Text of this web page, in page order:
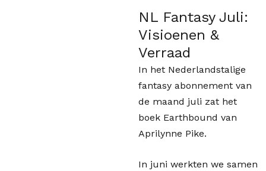
NL Fantasy Juli:
Visioenen &
Verraad
In het Nederlandstalige
fantasy abonnement van
de maand juli zat het
boek Earthbound van
Aprilynne Pike.
In juni werkten we samen